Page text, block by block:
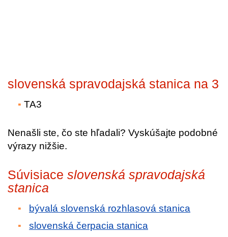
slovenská spravodajská stanica na 3
TA3
Nenašli ste, čo ste hľadali? Vyskúšajte podobné
výrazy nižšie.
Súvisiace slovenská spravodajská
stanica
bývalá slovenská rozhlasová stanica
slovenská čerpacia stanica